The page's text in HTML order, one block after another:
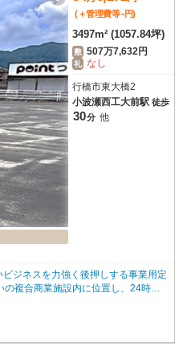
(＋管理費等-円)
3497m² (1057.84坪)
敷 507万7,632円
礼 なし
行橋市東大橋2
小波瀬西工大前駅 徒歩
30分 他
ジネスを力強く後押しする事業用定
複合商業施設内に位置し、24時間
集客力も期待できる魅力的な立地で
装済みの更地としてお引き渡しいた
ていただけます。広々とした約349
割してのご利用もご相談可能ですの